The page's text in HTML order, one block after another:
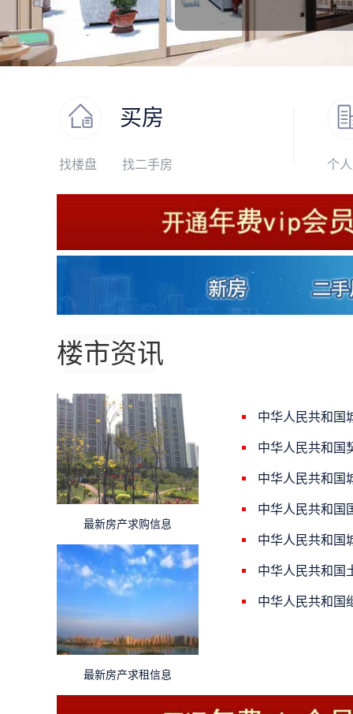
买房
找楼盘 找二手房 个
楼市资讯
最新房产求购信息
最新房产求租信息
中华人民共和国
中华人民共和国
中华人民共和国
中华人民共和国
中华人民共和国
中华人民共和国
中华人民共和国